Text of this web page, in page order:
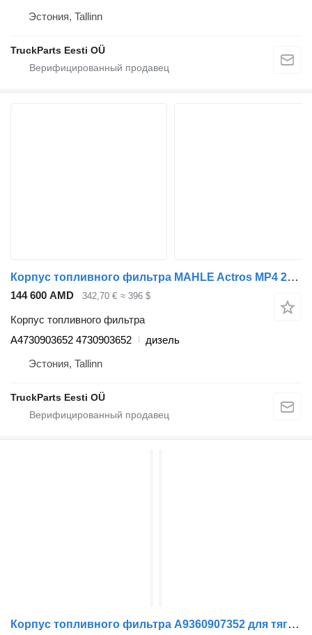
Эстония, Tallinn
TruckParts Eesti OÜ
Корпус топливного фильтра MAHLE Actros MP4 2551 (01.12-) A4730903652 для тягача Mercedes-Benz Actros MP4 Antos Arocs (2012-)
144 600 AMD 342,70 € ≈ 396 $
Корпус топливного фильтра
A4730903652 4730903652
дизель
Эстония, Tallinn
TruckParts Eesti OÜ
Корпус топливного фильтра A9360907352 для тягача Mercedes-Benz AROCS